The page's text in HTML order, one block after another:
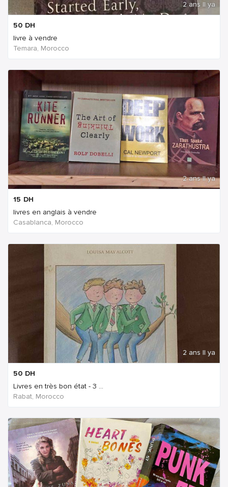
2 ans Il ya
50 DH
livre à vendre
Temara, Morocco
2 ans Il ya
15 DH
livres en anglais à vendre
Casablanca, Morocco
2 ans Il ya
50 DH
Livres en très bon état - 3 ...
Rabat, Morocco